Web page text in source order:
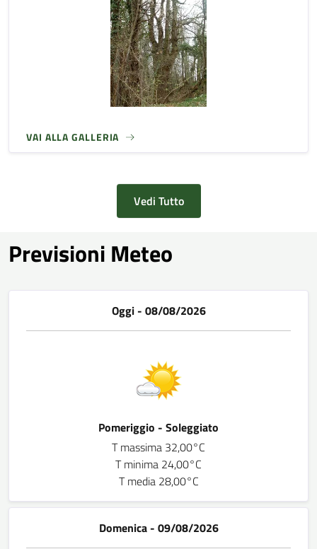
VAI ALLA GALLERIA
Vedi Tutto
Previsioni Meteo
Oggi - 08/08/2026
Pomeriggio - Soleggiato
T massima 32,00°C
T minima 24,00°C
T media 28,00°C
Domenica - 09/08/2026